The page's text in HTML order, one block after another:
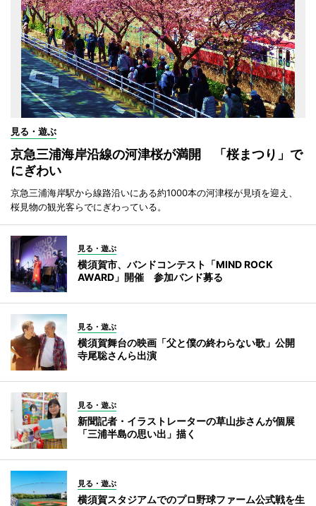
見る・遊ぶ
京急三浦海岸沿線の河津桜が満開 「桜まつり」で
にぎわい
京急三浦海岸駅から線路沿いにある約1000本の河津桜が見頃を迎え、
桜見物の観光客らでにぎわっている。
見る・遊ぶ
横須賀市、バンドコンテスト「MIND ROCK
AWARD」開催 参加バンド募る
見る・遊ぶ
横須賀舞台の映画「父と僕の終わらない歌」公開
寺尾聡さんら出演
見る・遊ぶ
新聞記者・イラストレーターの草山歩さんが個展
「三浦半島の思い出」描く
見る・遊ぶ
横須賀スタジアムでのプロ野球ファーム公式戦を生